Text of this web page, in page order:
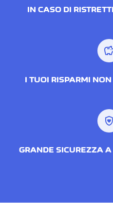
IN CASO DI
I TUOI RISPARMI
shield_with_heart
GRANDE SICUREZZA